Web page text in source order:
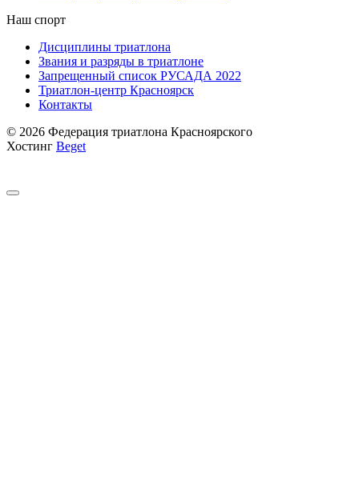
Наш спорт
Дисциплины триатлона
Звания и разряды в триатлоне
Запрещенный список РУСАДА 2022
Триатлон-центр Красноярск
Контакты
© 2026 Федерация триатлона Красноярского
Хостинг Beget